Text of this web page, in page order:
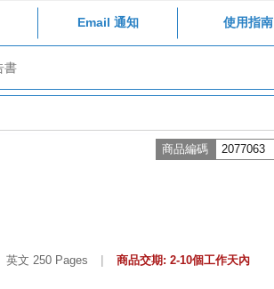
Email 通知 使用指南
商品編碼 2077063
英文 250 Pages | 商品交期: 2-10個工作天內